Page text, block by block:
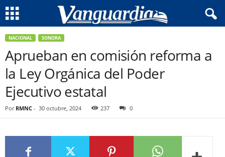
NACIONAL SONORA
Aprueban en comisión reforma a
la Ley Orgánica del Poder
Ejecutivo estatal
Por RMNC - 30 octubre, 2024 237 0